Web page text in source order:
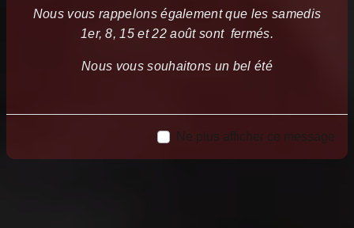
Nous vous rappelons également que les samedis
1er, 8, 15 et 22 août sont fermés.
Nous vous souhaitons un bel été
Ne plus afficher ce message